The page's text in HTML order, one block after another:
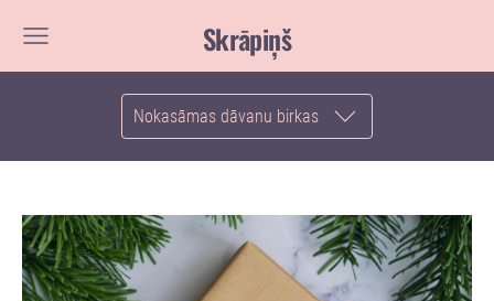
Skrāpiņš
Nokasāmas dāvanu birkas